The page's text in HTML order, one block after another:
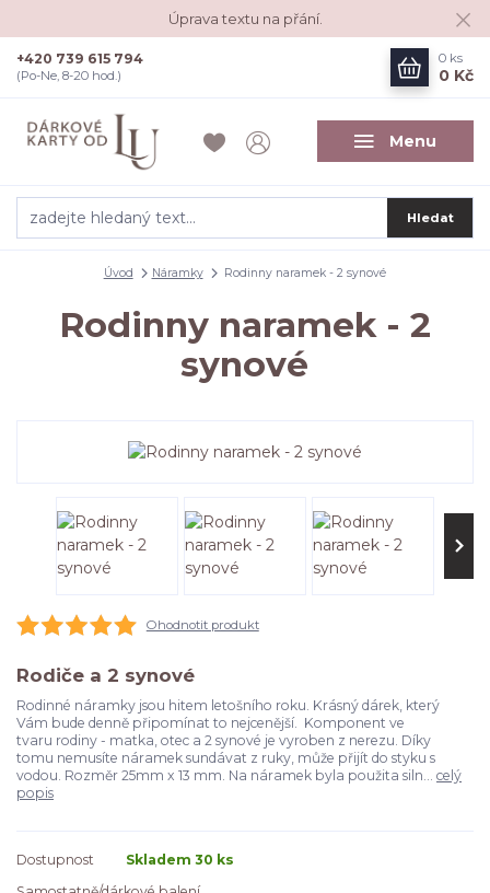
Úprava textu na přání.
Menu
Hledat
+420 739 615 794
(Po-Ne, 8-20 hod.)
0 ks
0 Kč
Úvod Náramky Rodinny naramek - 2 synové
Rodinny naramek - 2
synové
Ohodnotit produkt
Rodiče a 2 synové
Rodinné náramky jsou hitem letošního roku. Krásný dárek, který
Vám bude denně připomínat to nejcenější. Komponent ve
tvaru rodiny - matka, otec a 2 synové je vyroben z nerezu. Díky
tomu nemusíte náramek sundávat z ruky, může přijít do styku s
vodou. Rozměr 25mm x 13 mm. Na náramek byla použita siln... celý
popis
Dostupnost
Skladem 30 ks